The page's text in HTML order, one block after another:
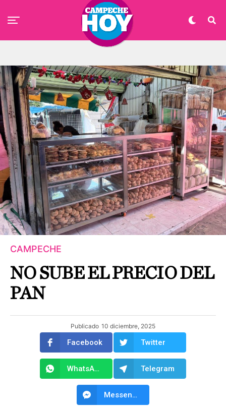
CAMPECHE
NO SUBE EL PRECIO DEL
PAN
Publicado 10 diciembre, 2025
Facebook Twitter
WhatsApp Telegram
Messenger